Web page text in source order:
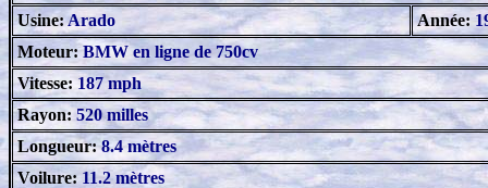
Usine:Arado Année:
Moteur: BMW en ligne de 750cv
Vitesse:187 mph
Rayon: 520 milles
Longueur:8.4 mètres
Voilure: 11.2 mètres